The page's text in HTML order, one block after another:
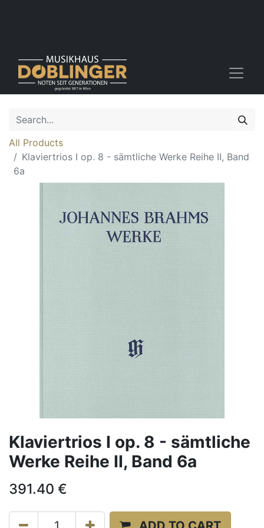
All Products
Klaviertrios I op. 8 - sämtliche Werke Reihe II, Band
6a
Klaviertrios I op. 8 - sämtliche
Werke Reihe II, Band 6a
391.40 €